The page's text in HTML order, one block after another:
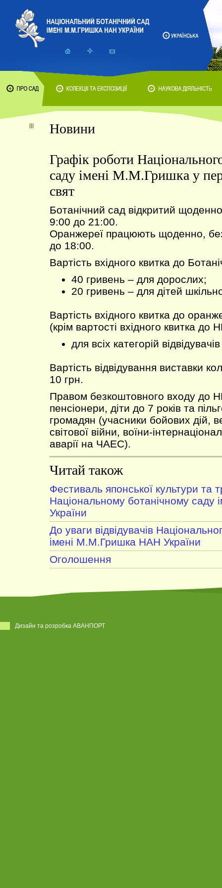
Новини
Графік роботи
саду імені М.М.Гришка у
свят
Ботанічний сад відкритий
9:00 до 21:00.
Оранжереї працюють щоденно,
до 18:00.
Вартість вхідного квитка до
40 гривень – для дорослих;
20 гривень – для дітей
Вартість вхідного квитка до
(крім вартості вхідного квитка до
для всіх категорій
Вартість відвідування виставки
10 грн.
Правом безкоштовного входу до
пенсіонери, діти до 7 років та
громадян (учасники бойових дій,
світової війни, воїни-
аварії на ЧАЕС).
Читай також
Фестиваль японської культури та
Національному ботанічному
України
До уваги відвідувачів
імені М.М.Гришка НАН України
Оголошення
Дизайн та розробка АВАНПОРТ